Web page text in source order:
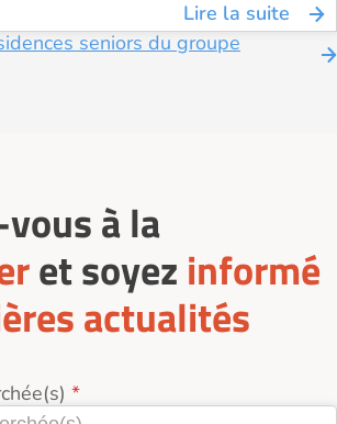
Lire la suite
seniors du groupe
à la
et soyez informé
actualités